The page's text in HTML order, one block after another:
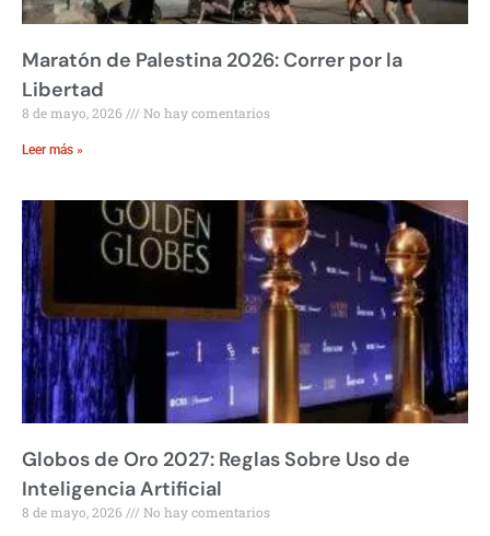
Maratón de Palestina 2026: Correr por la
Libertad
8 de mayo, 2026 No hay comentarios
Leer más »
Globos de Oro 2027: Reglas Sobre Uso de
Inteligencia Artificial
8 de mayo, 2026 No hay comentarios